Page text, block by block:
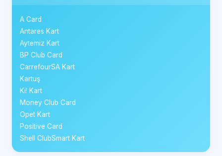
A Card
Antares Kart
Aytemiz Kart
BP Club Card
CarrefourSA Kart
Kartuş
Ki! Kart
Money Club Card
Opet Kart
Positive Card
Shell ClubSmart Kart